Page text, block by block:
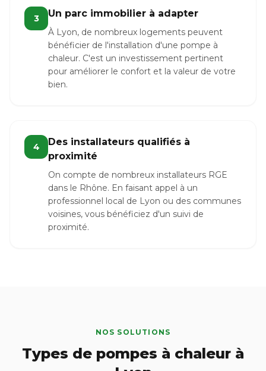
3 Un parc immobilier à adapter
À Lyon, de nombreux logements peuvent
bénéficier de l'installation d'une pompe à
chaleur. C'est un investissement pertinent
pour améliorer le confort et la valeur de votre
bien.
4
Des installateurs qualifiés à
proximité
On compte de nombreux installateurs RGE
dans le Rhône. En faisant appel à un
professionnel local de Lyon ou des communes
voisines, vous bénéficiez d'un suivi de
proximité.
NOS SOLUTIONS
Types de pompes à chaleur à